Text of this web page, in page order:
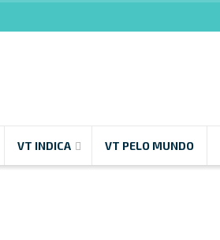
VT INDICA VT PELO MUNDO